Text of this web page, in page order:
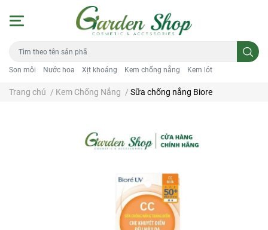
Son môi Nước hoa Xịt khoáng Kem chống nắng Kem lót
Trang chủ / Kem Chống Nắng / Sữa chống nắng Biore